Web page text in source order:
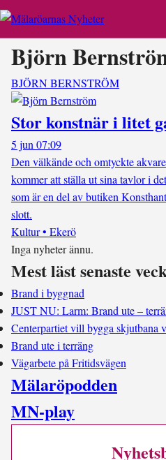
Björn
BJÖRN BERNSTRÖM
Stor konstnär i litet
5 jun 07:09
Den välkände och omtyckte
kommer att ställa ut sina tavlor i
som är en del av butiken
slott.
Kultur • Ekerö
Inga nyheter ännu.
Mest läst senaste
Brand i byggnad
JUST NU: Larm: Brand ute –
Centerpartiet vill bygga skjutbana
Brand ute i terräng
Vägarbete på Fritidsvägen
Mälaröpodden
MN-play